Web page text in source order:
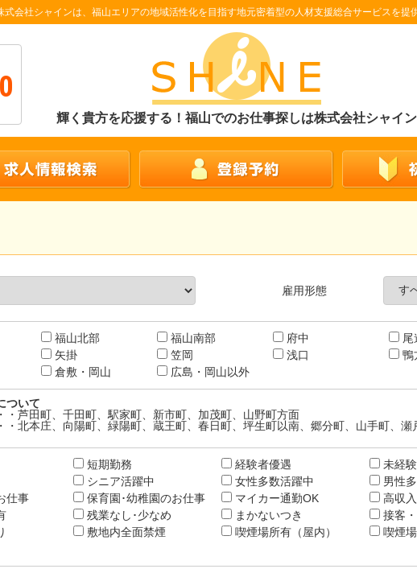
式会社シャインは、福山エリアの地域活性化を目指す地元密着型の人材支援総合サービスを提
輝く貴方を応援する！福山でのお仕事探しは株式会社シャイン
雇用形態
福山北部 福山南部 府中
尾
矢掛 笠岡 浅口
鴨
倉敷・岡山 広島・岡山以外
ついて
・芦田町、千田町、駅家町、新市町、加茂町、山野町方面
・北本庄、向陽町、緑陽町、蔵王町、春日町、坪生町以南、郷分町、山手町、
短期勤務 経験者優遇
未経
シニア活躍中 女性多数活躍中
男性
仕事
保育園･幼稚園のお仕事 マイカー通勤OK
高収入
残業なし･少なめ まかないつき
接客
敷地内全面禁煙 喫煙場所有（屋内）
喫煙